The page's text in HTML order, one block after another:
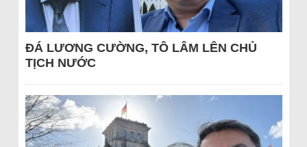
ĐÁ LƯƠNG CƯỜNG, TÔ LÂM LÊN CHỦ
TỊCH NƯỚC